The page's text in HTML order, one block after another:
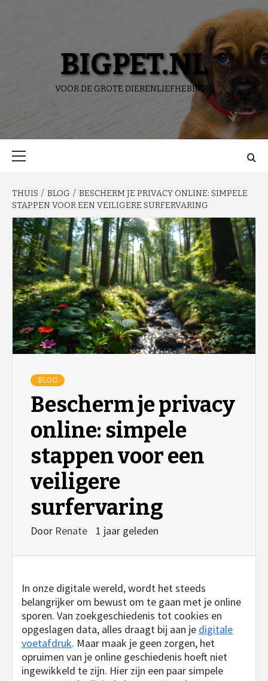
BIGPET.NL
VOOR DE GROTE DIERENLIEFHEBBERS
THUIS BLOG
BESCHERM JE PRIVACY ONLINE: SIMPELE
STAPPEN VOOR EEN VEILIGERE SURFERVARING
BLOG
Bescherm je privacy
online: simpele
stappen voor een
veiligere
surfervaring
Door Renate 1 jaar geleden
In onze digitale wereld, wordt het steeds
belangrijker om bewust om te gaan met je online
sporen. Van zoekgeschiedenis tot cookies en
opgeslagen data, alles draagt bij aan je digitale
voetafdruk. Maar maak je geen zorgen, het
opruimen van je online geschiedenis hoeft niet
ingewikkeld te zijn. Hier zijn een paar simpele